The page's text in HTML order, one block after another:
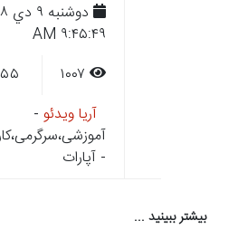
۹:۴۵:۴۹ AM
آریا ویدئو -
- آپارات
بیشتر ببینید ...